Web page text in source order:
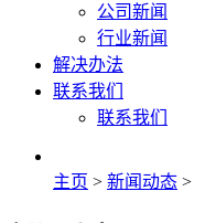
公司新闻
行业新闻
解决办法
联系我们
联系我们
主页 > 新闻动态 >